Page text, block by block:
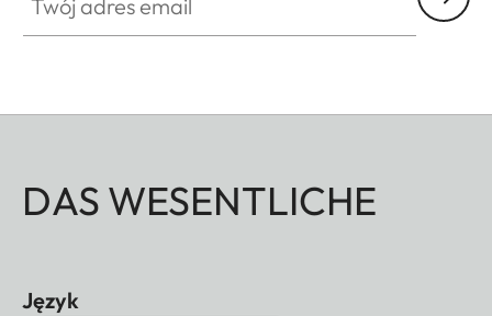
DAS WESENTLICHE
Język